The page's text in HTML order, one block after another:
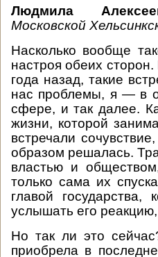
Людмила
Московской
Насколько вообще
настроя обеих
года назад, такие
нас проблемы, я — в
сфере, и так далее.
жизни, которой
встречали
образом решалась.
властью и
только сама их
главой
услышать его
Но так ли это
приобрела в